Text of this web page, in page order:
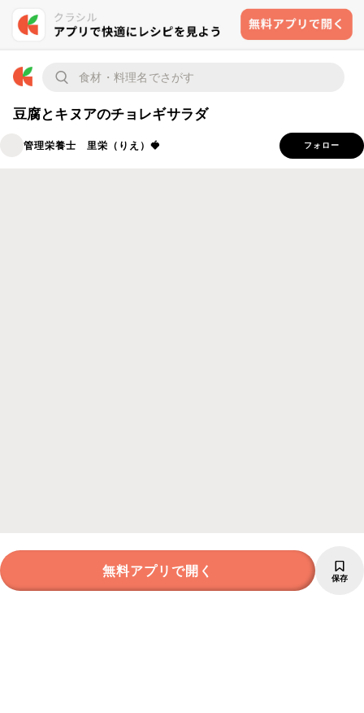
豆腐とキヌアのチョレギサラダ
管理栄養士 里栄（りえ）🍓 フォロー
無料アプリで開く 保存